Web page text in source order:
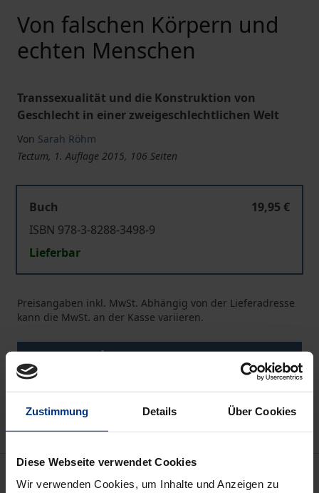
Zustimmung Details Über Cookies
Diese Webseite verwendet Cookies
Wir verwenden Cookies, um Inhalte und Anzeigen zu
Von falschen Körpern und
echten Menschen
Transsexualität und die Konstruktion von
Geschlecht in einer zweigeschlechtlichen Welt
Von Sarah Röhm
Tectum, 1. Auflage 2015, 106 Seiten
Buch
19,95 €
ISBN 978-3-8288-3498-9
Lieferbar
Preisangaben inkl. MwSt. Abhängig von der Lieferadresse
kann die MwSt. an der Kasse variieren.
Zur Wunschliste hinzufügen